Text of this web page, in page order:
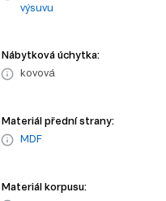
výsuvu
Nábytková úchytka:
kovová
Materiál přední strany:
MDF
Materiál korpusu: